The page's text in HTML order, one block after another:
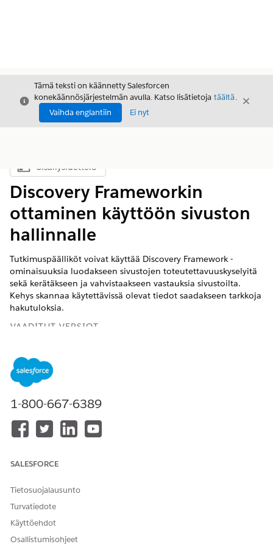
Sulje
Tämä teksti on käännetty Salesforcen
konekäännösjärjestelmän avulla. Katso lisätietoja täältä.
Vaihda englantiin
Ei nyt
Sulje
Näytä sisällysluettelo
Sisällysluettelo
Discovery Frameworkin
ottaminen käyttöön sivuston
hallinnalle
Tutkimuspäälliköt voivat käyttää Discovery Framework -
ominaisuuksia luodakseen sivustojen toteutettavuuskyselyitä
sekä kerätäkseen ja vahvistaakseen vastauksia sivustoilta.
Kehys skannaa käytettävissä olevat tiedot saadakseen tarkkoja
hakutuloksia.
VAADITUT VERSIOT
Käytettävissä: Lightning Experiencessa
Käytettävissä:
versioissa Life Sciences Cloudilla tai Health Cloudilla
Discovery-kehyksen
määritystoiminnon Get Your Organization Ready for
Assessments -osiosta Ota Discovery Framework käyttöön -
1-800-667-6389
SALESFORCE
Tietosuojalausunto
Turvatiedote
Käyttöehdot
Osallistumisohjeet